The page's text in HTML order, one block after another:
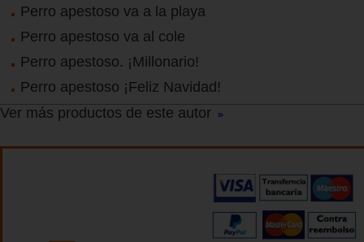
Perro apestoso va a la playa
Perro apestoso va al cole
Perro apestoso. ¡Millonario!
Perro apestoso ¡Feliz Navidad!
Ver más productos de este autor